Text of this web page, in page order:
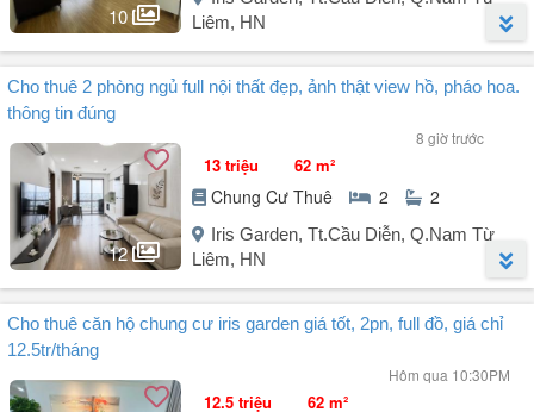
10
Liêm, HN
Người đăng: Nguyễn Văn Cường (4 tin đăng)
Chung cư Iris Garden cho thuê, nhiều căn trống, đa dạng sự lựa
Địa chỉ: 30 Phố Trần Hữu Dực, Cầu Diễn, Từ Liêm, Hà Nội. LH: .
Chủ nhà gửi cho thuê căn hộ sau:
- Diện tích 135m², 3 phòng ngủ, 2VS.
- Phòng khách siêu rộng, full kính tràn viền.
- Thiết kế thông minh, hợp lý.
* Giá thuê 18tr/th; thanh toán 3 tháng cọc 1 tháng.
Cho thuê 2 phòng ngủ full nội thất đẹp, ảnh thật view hồ, pháo hoa.
thông tin đúng
8 giờ trước
12
13 triệu 62 m²
Chung Cư Thuê 2 2
Iris Garden, Tt.Cầu Diễn, Q.Nam Từ
Liêm, HN
Người đăng: Quang Tuấn Homes
(6 tin đăng)
Căn hộ tầng 2x tại Iris Garden với view thoáng đẹp, có thể ngắm hồ
.
Cho thuê căn hộ chung cư iris garden giá tốt, 2pn, full đồ, giá chỉ
12.5tr/tháng
Hôm qua 10:30PM
12.5 triệu 62 m²